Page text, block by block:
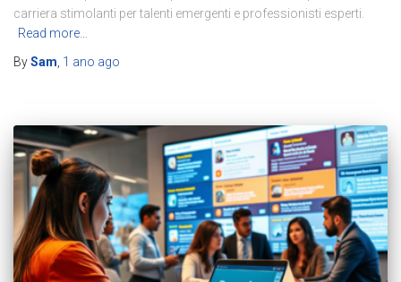
carriera stimolanti per talenti emergenti e professionisti esperti.
Read more…
BySam, 1 ano ago